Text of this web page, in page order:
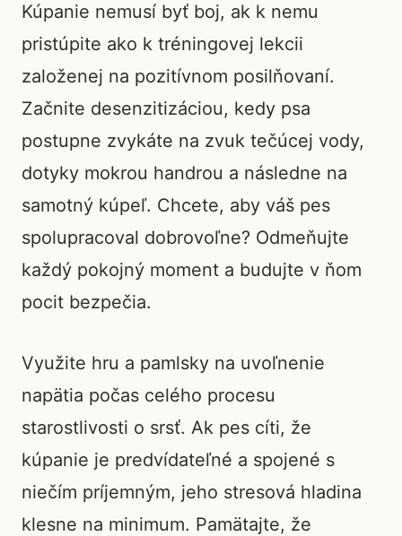
Kúpanie nemusí byť boj, ak k nemu
pristúpite ako k tréningovej lekcii
založenej na pozitívnom posilňovaní.
Začnite desenzitizáciou, kedy psa
postupne zvykáte na zvuk tečúcej vody,
dotyky mokrou handrou a následne na
samotný kúpeľ. Chcete, aby váš pes
spolupracoval dobrovoľne? Odmeňujte
každý pokojný moment a budujte v ňom
pocit bezpečia.
Využite hru a pamlsky na uvoľnenie
napätia počas celého procesu
starostlivosti o srsť. Ak pes cíti, že
kúpanie je predvídateľné a spojené s
niečím príjemným, jeho stresová hladina
klesne na minimum. Pamätajte, že